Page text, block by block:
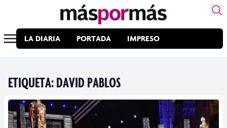
LA DIARIA PORTADA IMPRESO
ETIQUETA:DAVID PABLOS